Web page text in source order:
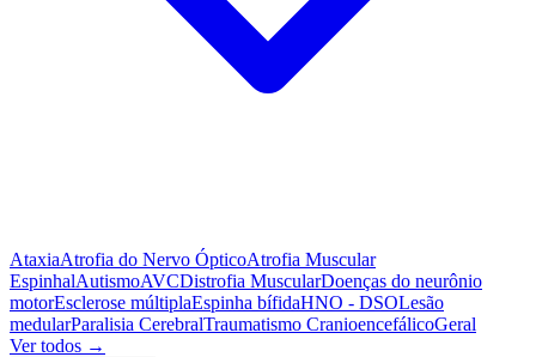
AtaxiaAtrofia do Nervo ÓpticoAtrofia Muscular
EspinhalAutismoAVCDistrofia MuscularDoenças do neurônio
motorEsclerose múltiplaEspinha bífidaHNO - DSOLesão
medularParalisia CerebralTraumatismo CranioencefálicoGeral
Ver todos →